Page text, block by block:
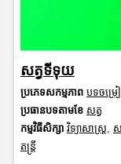
សត្វទីទុយ
ប្រភេទសកម្មភាព បទចម្រ
ប្រធានបទតាមខែ សត្វ
កម្មវិធីសិក្សា វិទ្យាសាស្រ្ត ស
តន្ត្រី